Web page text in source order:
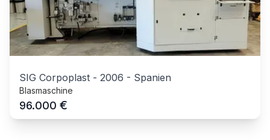
SIG Corpoplast - 2006 - Spanien
Blasmaschine
96.000 €